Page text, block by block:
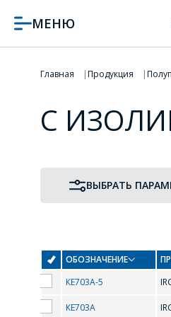
МЕНЮ
Главная Продукция
С
ВЫБРАТЬ
ОБОЗНАЧЕНИЕ
КЕ703А-5
КЕ703А